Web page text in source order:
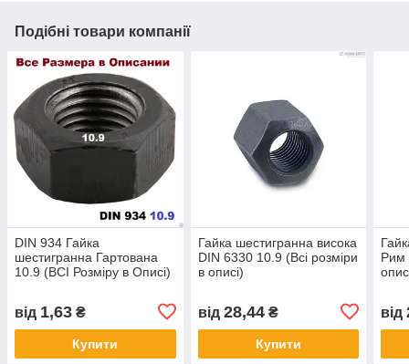
Подібні товари компанії
DIN 934 Гайка
шестигранна Гартована
10.9 (ВСІ Розміру в Описі)
від 1,63 ₴
Купити
Гайка шестигранна висока
DIN 6330 10.9 (Всі розміри
в описі)
від 28,44₴
Купити
Рим
від